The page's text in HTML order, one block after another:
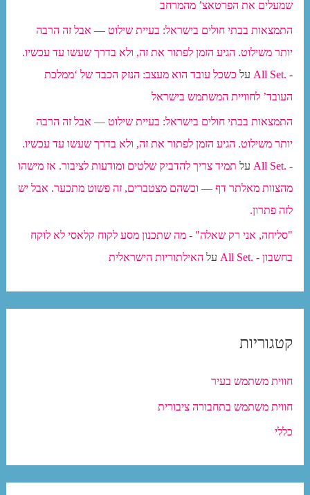
שמעלים את הפרטאצ’ מהמרחב
התמצאות בבתי חולים בישראל: בעיית שילוט — אבל זה הרבה
יותר משילוט. הגיע הזמן לפתור את זה, ולא בדרך שעשו עד עכשיו.
- .All Set
על כשכל עובד הוא מעצב: הנזק הכבד של ‘ממלכת
העובד’ לחוויית המשתמש בישראל
התמצאות בבתי חולים בישראל: בעיית שילוט — אבל זה הרבה
יותר משילוט. הגיע הזמן לפתור את זה, ולא בדרך שעשו עד עכשיו.
- .All Set
על תמיד צריך להדביק שלטים ומודעות לציבור. אז מישהו
מהצוות מאלתר דף — וכשהם מצטברים, זה פשוט מתכער. אבל יש
לזה פתרון.
"סליחה, אני רק שאלה" - מה שתכנון מסע לקוח קלאסי לא לוקח
בחשבון - .All Set
על האילתוריות הישראלית
קטגוריות
חווית משתמש בעיר
חווית משתמש בתחבורה ציבורית
כללי